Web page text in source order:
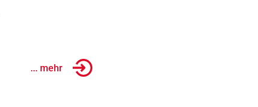
... mehr